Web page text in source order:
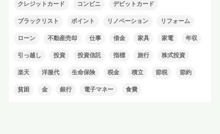
クレジットカード コンビニ デビットカード
ブラックリスト ポイント リノベーション リフォーム
ローン 不動産売却 仕事 借金 家具 家電 年収
引っ越し 投資 投資信託 指標 旅行 株式投資
楽天 洋服代 生命保険 税金 積立 節税 節約
貧困 金 銀行 電子マネー 食費